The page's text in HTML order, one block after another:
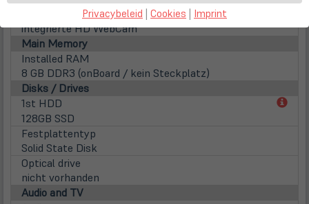
integrierte HD WebCam
Main Memory
Installed RAM
8 GB DDR3 (onBoard / kein Steckplatz)
Disks / Drives
1st HDD
128GB SSD
Festplattentyp
Solid State Disk
Optical drive
nicht vorhanden
Audio and TV
Privacybeleid | Cookies | Imprint